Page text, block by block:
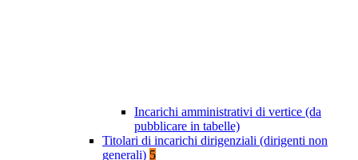
Incarichi amministrativi di vertice (da
pubblicare in tabelle)
Titolari di incarichi dirigenziali (dirigenti non
generali) 5